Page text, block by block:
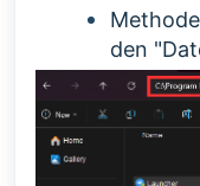
den